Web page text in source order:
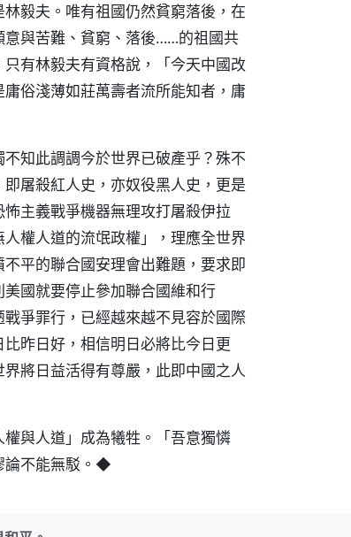
毅夫。唯有祖國仍然貧窮落後，在
意與苦難、貧窮、落後……的祖國共
有林毅夫有資格說，「今天中國改
俗淺薄如莊萬壽者流所能知者，庸
知此調調今於世界已破產乎？殊不
屠殺紅人史，亦奴役黑人史，更是
主義戰爭機器無理攻打屠殺伊拉
權人道的流氓政權」，理應全世界
平的聯合國安理會出難題，要求即
國就要停止參加聯合國維和行
爭罪行，已經越來越不見容於國際
昨日好，相信明日必將比今日更
將日益活得有尊嚴，此即中國之人
與人道」成為犧牲。「吾意獨憐
論不能無駁。◆